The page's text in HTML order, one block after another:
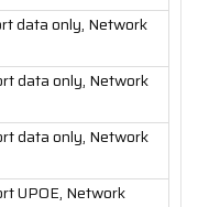
data only, Network
data only, Network
data only, Network
UPOE, Network